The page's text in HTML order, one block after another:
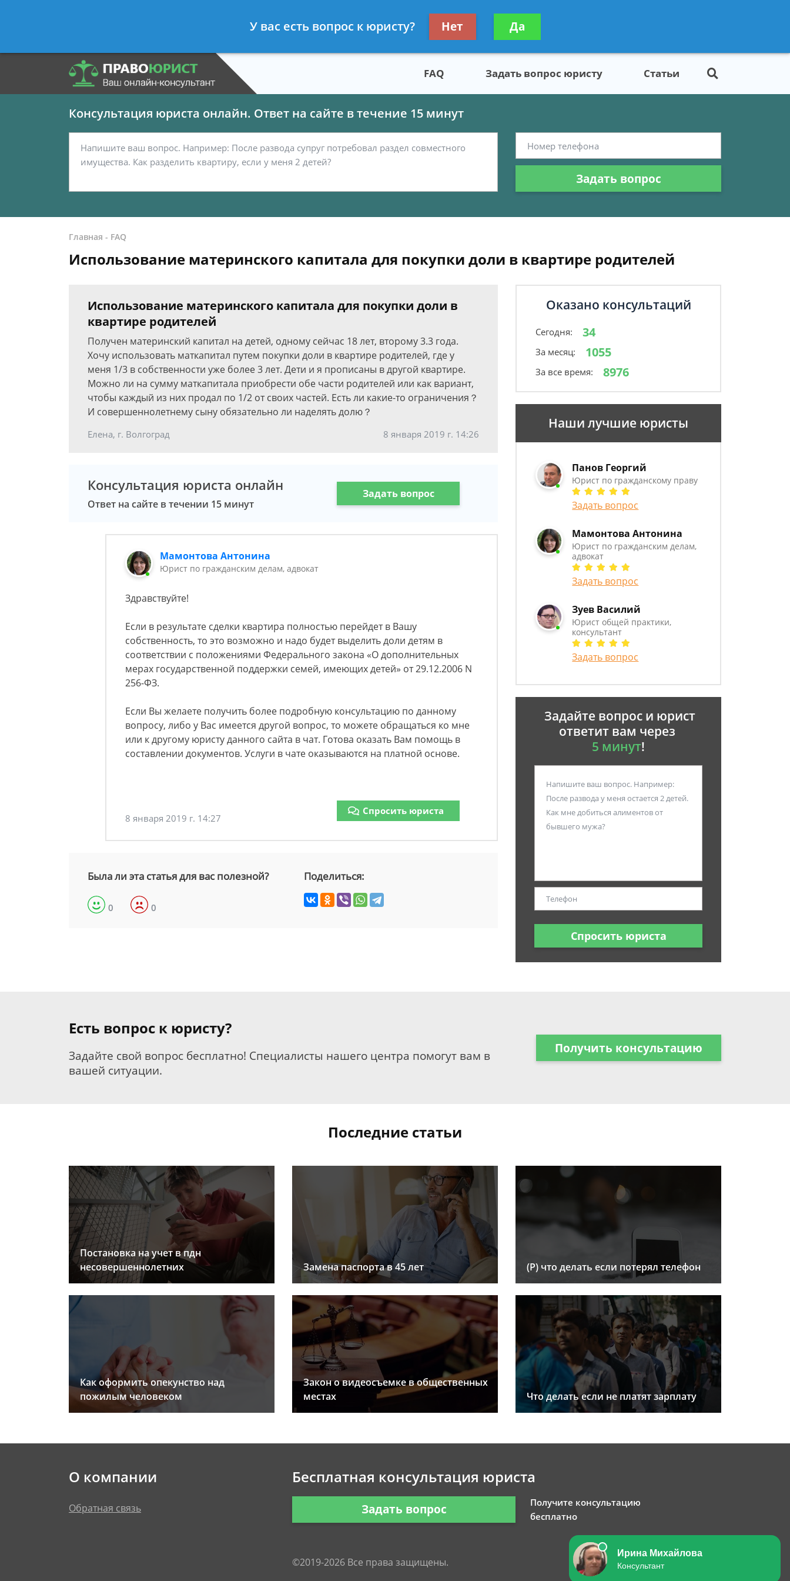
- Юрист по гражданскому праву
Получите консультацию
бесплатно
FAQ Задать вопрос юристу Статьи
Консультация юриста онлайн. Ответ на сайте в течение 15 минут
Задать вопрос
Главная - FAQ
Использование материнского капитала для покупки доли в квартире родителей
Использование материнского капитала для покупки доли в
квартире родителей
Получен материнский капитал на детей, одному сейчас 18 лет, второму 3.3 года.
Хочу использовать маткапитал путем покупки доли в квартире родителей, где у
меня 1/3 в собственности уже более 3 лет. Дети и я прописаны в другой квартире.
Можно ли на сумму маткапитала приобрести обе части родителей или как вариант,
чтобы каждый из них продал по 1/2 от своих частей. Есть ли какие-то ограничения？
И совершеннолетнему сыну обязательно ли наделять долю？
Елена, г. Волгоград 8 января 2019 г. 14:26
Консультация юриста онлайн
Ответ на сайте в течении 15 минут
Задать вопрос
Мамонтова Антонина
Юрист по гражданским делам, адвокат
Здравствуйте!
Если в результате сделки квартира полностью перейдет в Вашу
собственность, то это возможно и надо будет выделить доли детям в
соответствии с положениями Федерального закона «О дополнительных
мерах государственной поддержки семей, имеющих детей» от 29.12.2006 N
256-ФЗ.
Если Вы желаете получить более подробную консультацию по данному
вопросу, либо у Вас имеется другой вопрос, то можете обращаться ко мне
или к другому юристу данного сайта в чат. Готова оказать Вам помощь в
составлении документов. Услуги в чате оказываются на платной основе.
8 января 2019 г. 14:27
Спросить юриста
Была ли эта статья для вас полезной?
0 0
Поделиться:
Оказано консультаций
Сегодня: 34
За месяц: 1055
За все время: 8976
Наши лучшие юристы
Панов Георгий
Юрист по гражданскому праву
Задать вопрос
Мамонтова Антонина
Юрист по гражданским делам,
адвокат
Задать вопрос
Зуев Василий
Юрист общей практики,
консультант
Задать вопрос
Задайте вопрос и юрист
ответит вам через
5 минут!
Спросить юриста
Есть вопрос к юристу?
Задайте свой вопрос бесплатно! Специалисты нашего центра помогут вам в
вашей ситуации.
Получить консультацию
Последние статьи
Постановка на учет в пдн
несовершеннолетних
Замена паспорта в 45 лет (Р) что делать если потерял телефон
Как оформить опекунство над
пожилым человеком
Закон о видеосъемке в общественных
местах
Что делать если не платят зарплату
О компании
Обратная связь
Бесплатная консультация юриста
Задать вопрос
Получите консультацию
бесплатно
©2019-2026 Все права защищены.
У вас есть вопрос к юристу? Нет Да